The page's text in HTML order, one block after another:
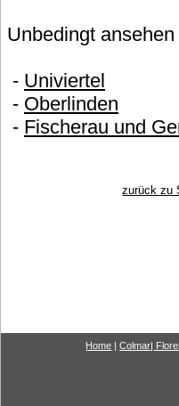
Unbedingt
- Univiertel
- Oberlinden
- Fischerau und
zurück zu
Home |Colmar|